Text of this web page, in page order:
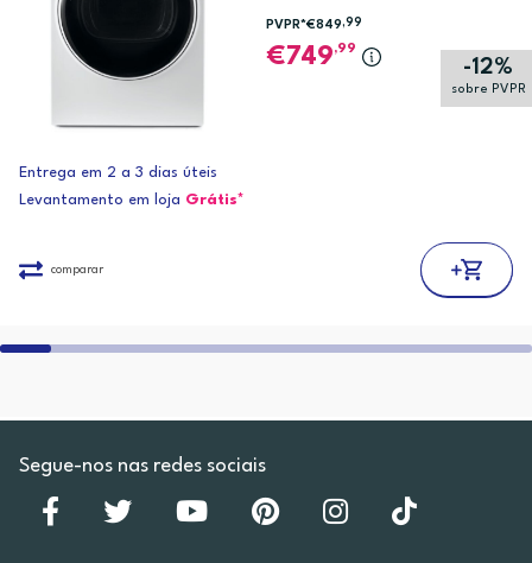
-12%
sobre PVPR
PVPR*€849,99
749,99
Entrega em 2 a 3 dias úteis
Levantamento em loja Grátis*
comparar
Segue-nos nas redes sociais